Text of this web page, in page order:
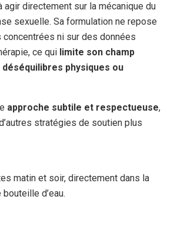
agir directement sur la mécanique du
sexuelle. Sa formulation ne repose
ni sur des données
ce qui limite son champ
déséquilibres physiques ou
approche subtile et respectueuse,
stratégies de soutien plus
matin et soir, directement dans la
d’eau.